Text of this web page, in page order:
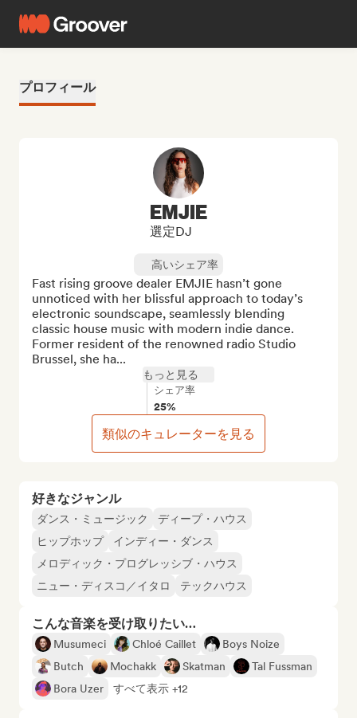
プロフィール
好きなジャンル
ダンス・ミュージック
ディープ・ハウス
ヒップホップ
インディー・ダンス
メロディック・プログレッシブ・ハウス
ニュー・ディスコ／イタロ
テックハウス
こんな音楽を受け取りたい…
Musumeci Chloé Caillet
Boys Noize
Butch
Mochakk Skatman
Tal Fussman
Bora Uzer
すべて表示 +12
EMJIE
選定DJ
高いシェア率
Fast rising groove dealer EMJIE hasn’t gone
unnoticed with her blissful approach to today’s
electronic soundscape, seamlessly blending
classic house music with modern indie dance.
Former resident of the renowned radio Studio
Brussel, she ha...
もっと見る
シェア率
25%
類似のキュレーターを見る